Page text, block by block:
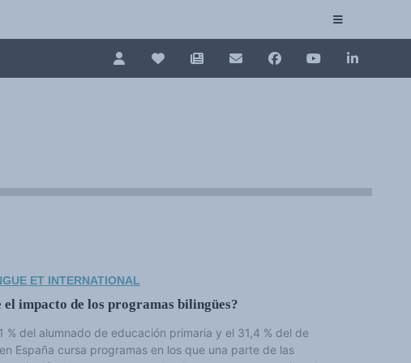
ET INTERNATIONAL
el impacto de los programas bilingües?
% del alumnado de educación primaria y el 31,4 % del de
España cursa programas en los que una parte de las